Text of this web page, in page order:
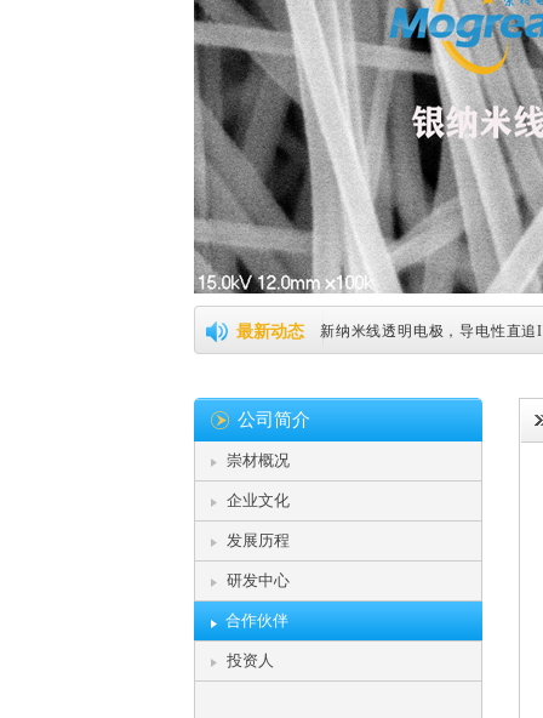
最新动态
碳化硅的性能和用途 (2022-03-
新纳米线透明电极，导电性直
纳米银将引领可弯曲屏技术革
据传iPad Pro将搭载纳米银线，
纳米银或将替代ITO成为主流
纳米银线助力柔性屏幕，明年
公司简介
崇材概况
企业文化
发展历程
研发中心
合作伙伴
投资人